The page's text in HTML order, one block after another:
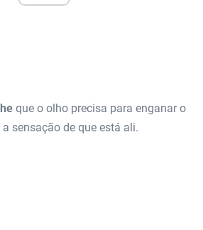
que o olho precisa para enganar o
sensação de que está ali.